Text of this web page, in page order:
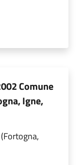
Comune
Igne,